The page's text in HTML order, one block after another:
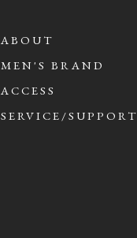
ABOUT
MEN'S BRAND
ACCESS
SERVICE/SUPPORT